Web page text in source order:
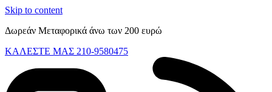
Skip to content
Δωρεάν Μεταφορικά άνω των 200 ευρώ
ΚΑΛΕΣΤΕ ΜΑΣ 210-9580475